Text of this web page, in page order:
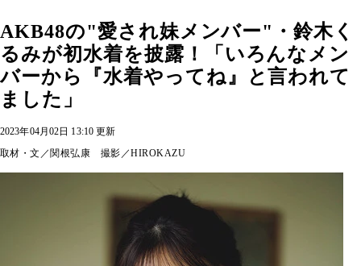
AKB48の"愛され妹メンバー"・鈴木く
るみが初水着を披露！「いろんなメン
バーから『水着やってね』と言われて
ました」
2023年04月02日 13:10 更新
取材・文／関根弘康 撮影／HIROKAZU